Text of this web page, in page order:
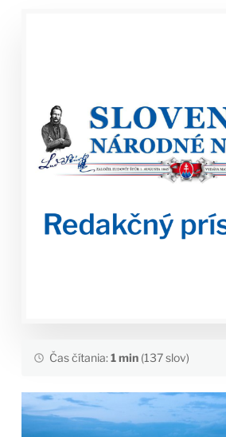
Čas čítania:1 min(137 slov)